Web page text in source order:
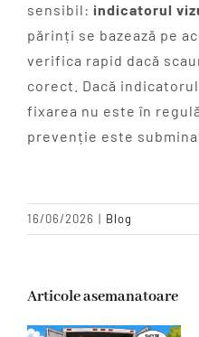
sensibil: indicatorul
părinți se bazează pe
verifica rapid dacă
corect. Dacă indicatorul
fixarea nu este în
prevenție este
16/06/2026 | Blog
Articole asemanatoare